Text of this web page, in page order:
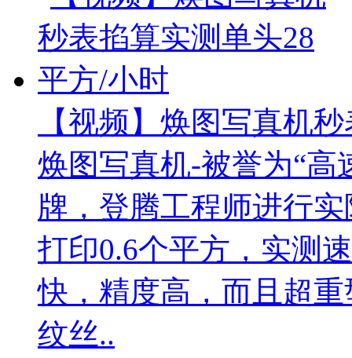
【视频】焕图写真机
焕图写真机-被誉为“高
牌，登腾工程师进行
打印0.6个平方，实测
快，精度高，而且超
纹丝..